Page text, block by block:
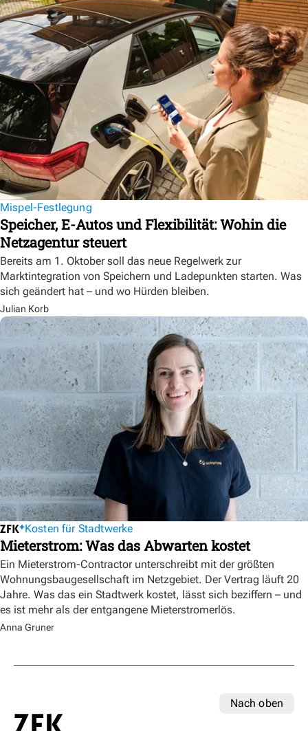
Mispel-Festlegung
Speicher, E-Autos und Flexibilität: Wohin die
Netzagentur steuert
Bereits am 1. Oktober soll das neue Regelwerk zur
Marktintegration von Speichern und Ladepunkten starten. Was
sich geändert hat – und wo Hürden bleiben.
Julian Korb
Kosten für Stadtwerke
Mieterstrom: Was das Abwarten kostet
Ein Mieterstrom-Contractor unterschreibt mit der größten
Wohnungsbaugesellschaft im Netzgebiet. Der Vertrag läuft 20
Jahre. Was das ein Stadtwerk kostet, lässt sich beziffern – und
es ist mehr als der entgangene Mieterstromerlös.
Anna Gruner
Nach oben